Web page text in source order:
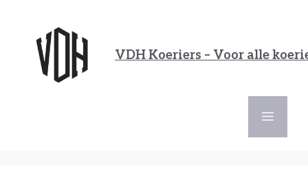
VDH Koeriers – Voor alle
Menu